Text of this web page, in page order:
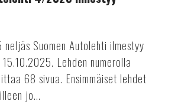
Suomen Autolehti ilmestyy
Lehden numerolla
68 sivua. Ensimmäiset lehdet
jo...